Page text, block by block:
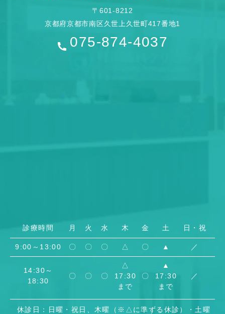
〒601-8212
京都府京都市南区久世上久世町417番地1
075-874-4037
診療時間 月 火 水 木 金 土 日・祝
9:00～13:00 〇 〇 〇 △ 〇 ▲ ／
14:30～
18:30
〇 〇 〇
△
17:30
まで
〇
▲
17:30
まで
／
休診日：日曜・祝日、木曜（※△に準ずる休診）・土曜